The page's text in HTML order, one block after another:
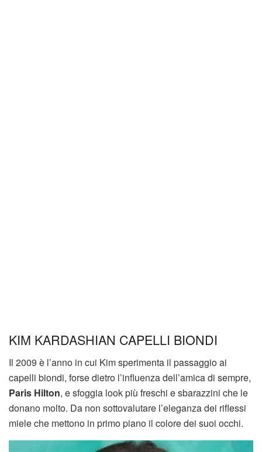
KIM KARDASHIAN CAPELLI BIONDI
Il 2009 è l’anno in cui Kim sperimenta il passaggio ai
capelli biondi, forse dietro l’influenza dell’amica di sempre,
Paris Hilton, e sfoggia look più freschi e sbarazzini che le
donano molto. Da non sottovalutare l’eleganza dei riflessi
miele che mettono in primo piano il colore dei suoi occhi.